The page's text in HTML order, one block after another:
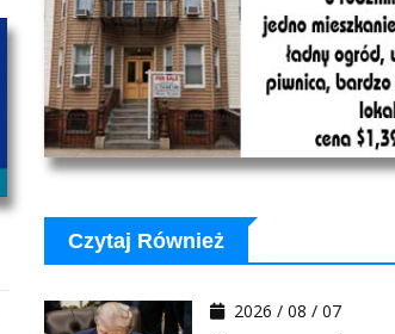
Czytaj Również
2026 / 08 / 07